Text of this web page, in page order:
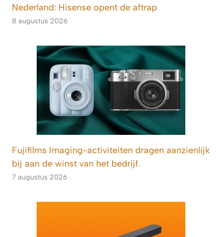
Nederland: Hisense opent de aftrap
8 augustus 2026
Fujifilms Imaging-activiteiten dragen aanzienlijk
bij aan de winst van het bedrijf.
7 augustus 2026